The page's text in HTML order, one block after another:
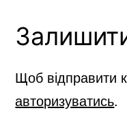
Щоб відправити
авторизуватись.
оздоблення
Архіви
Січень 2021